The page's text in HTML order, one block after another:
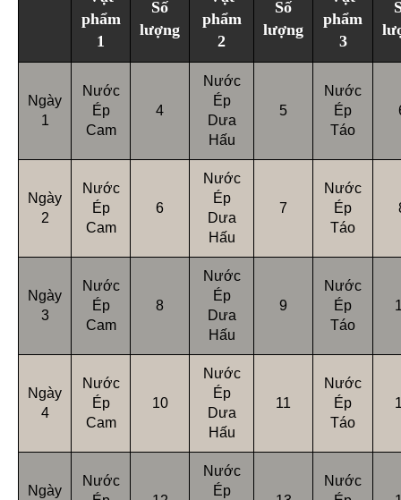
phẩm
1
Số
lượng
phẩm
2
Số
lượng
phẩm
3
Ngày
1
Nước
Ép
Cam
4
Nước
Ép
Dưa
Hấu
5
Nước
Ép
Táo
Ngày
2
Nước
Ép
Cam
6
Nước
Ép
Dưa
Hấu
7
Nước
Ép
Táo
Ngày
3
Nước
Ép
Cam
8
Nước
Ép
Dưa
Hấu
9
Nước
Ép
Táo
Ngày
4
Nước
Ép
Cam
10
Nước
Ép
Dưa
Hấu
11
Nước
Ép
Táo
Ngày
Nước
Nước
Ép
Nước